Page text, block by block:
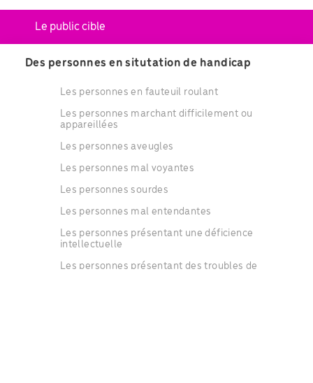
Le public cible
Des personnes en situtation de handicap
Les personnes en fauteuil roulant
Les personnes marchant difficilement ou
appareillées
Les personnes aveugles
Les personnes mal voyantes
Les personnes sourdes
Les personnes mal entendantes
Les personnes présentant une déficience
intellectuelle
Les personnes présentant des troubles de